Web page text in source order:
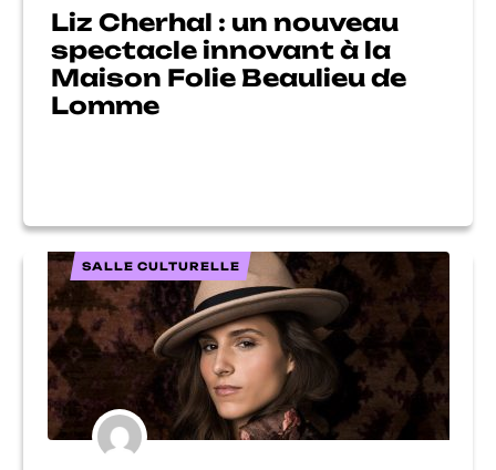
Liz Cherhal : un nouveau
spectacle innovant à la
Maison Folie Beaulieu de
Lomme
SALLE CULTURELLE